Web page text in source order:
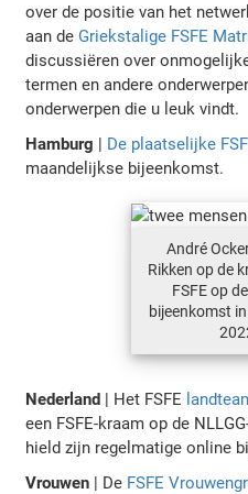
over de positie van het
aan de Griekstalige FSFE
discussiëren over
termen en andere
onderwerpen die u leuk vindt.
Hamburg | De plaatselijke
maandelijkse bijeenkomst.
André
Rikken op de
FSFE op
bijeenkomst
Nederland | Het FSFE
een FSFE-kraam op de
hield zijn regelmatige online
Vrouwen | De FSFE